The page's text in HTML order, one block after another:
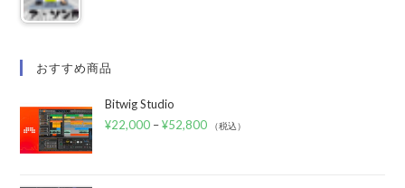
おすすめ商品
Bitwig Studio
¥22,000 –¥52,800 （税込）